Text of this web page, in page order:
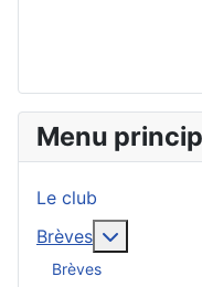
Menu
Le club
Brèves
Brèves